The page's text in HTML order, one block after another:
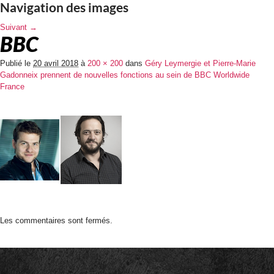
Navigation des images
Suivant →
BBC
Publié le 20 avril 2018 à 200 × 200 dans Géry Leymergie et Pierre-Marie
Gadonneix prennent de nouvelles fonctions au sein de BBC Worldwide
France
Les commentaires sont fermés.